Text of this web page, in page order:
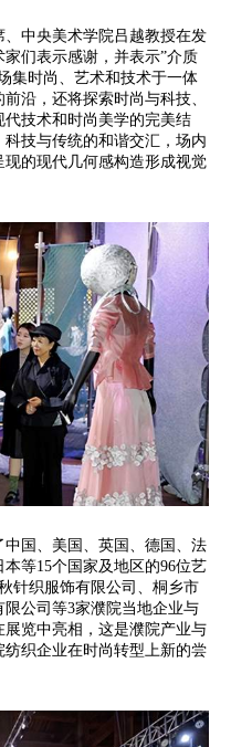
中央美术学院吕越教授在发
们表示感谢，并表示”介质
集时尚、艺术和技术于一体
沿，还将探索时尚与科技、
技术和时尚美学的完美结
技与传统的和谐交汇，场内
的现代几何感构造形成视觉
中国、美国、英国、德国、法
等15个国家及地区的96位艺
针织服饰有限公司、桐乡市
公司等3家濮院当地企业与
览中亮相，这是濮院产业与
织企业在时尚转型上新的尝